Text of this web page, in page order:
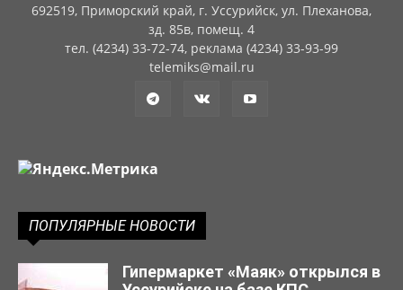
692519, Приморский край, г. Уссурийск, ул. Плеханова,
зд. 85в, помещ. 4
тел. (4234) 33-72-74, реклама (4234) 33-93-99
telemiks@mail.ru
ПОПУЛЯРНЫЕ НОВОСТИ
Гипермаркет «Маяк» открылся в